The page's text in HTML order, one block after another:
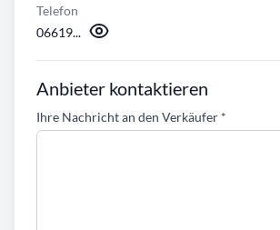
Telefon
06619...
Anbieter kontaktieren
Ihre Nachricht an den Verkäufer *